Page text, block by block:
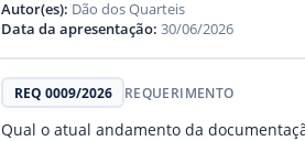
Autor(es): Dão dos Quarteis
Data da apresentação: 30/06/2026
REQ 0009/2026 REQUERIMENTO
Qual o atual andamento da